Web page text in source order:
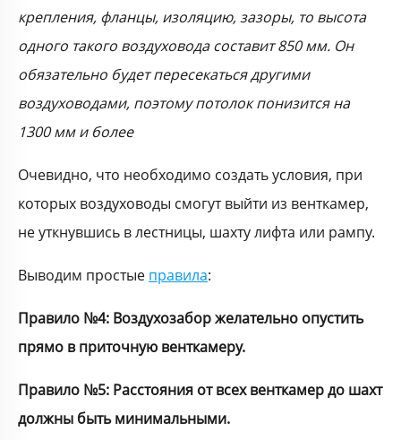
крепления, фланцы, изоляцию, зазоры, то высота
одного такого воздуховода составит 850 мм. Он
обязательно будет пересекаться другими
воздуховодами, поэтому потолок понизится на
1300 мм и более
Очевидно, что необходимо создать условия, при
которых воздуховоды смогут выйти из венткамер,
не уткнувшись в лестницы, шахту лифта или рампу.
Выводим простые правила:
Правило №4: Воздухозабор желательно опустить
прямо в приточную венткамеру.
Правило №5: Расстояния от всех венткамер до шахт
должны быть минимальными.